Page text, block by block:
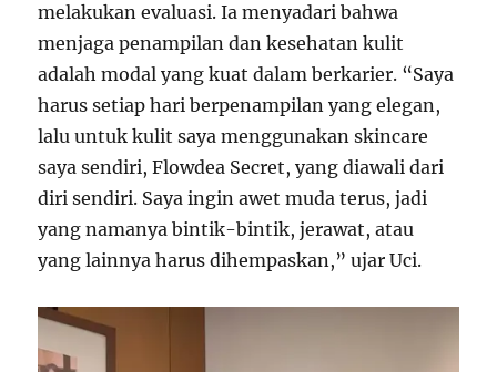
melakukan evaluasi. Ia menyadari bahwa
menjaga penampilan dan kesehatan kulit
adalah modal yang kuat dalam berkarier. “Saya
harus setiap hari berpenampilan yang elegan,
lalu untuk kulit saya menggunakan skincare
saya sendiri, Flowdea Secret, yang diawali dari
diri sendiri. Saya ingin awet muda terus, jadi
yang namanya bintik-bintik, jerawat, atau
yang lainnya harus dihempaskan,” ujar Uci.